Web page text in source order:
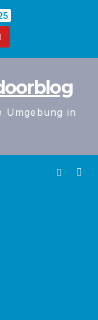
Umgebung in